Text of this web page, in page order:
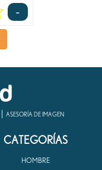
-
ASESORÍA DE IMAGEN
CATEGORÍAS
HOMBRE